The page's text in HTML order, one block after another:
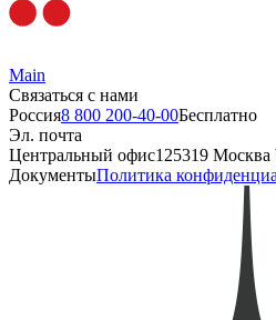
Main
Связаться с нами
Россия8 800 200-40-00Бесплатно
Эл. почта
Центральный офис125319 Москва
ДокументыПолитика